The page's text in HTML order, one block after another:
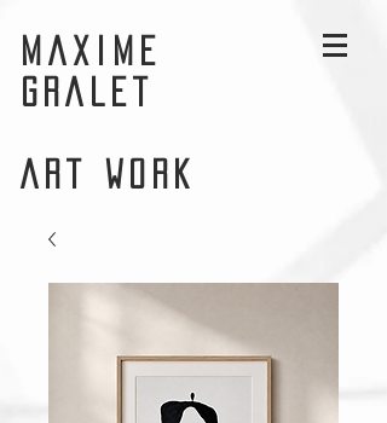
MAXIME
GRALET
ART WORK